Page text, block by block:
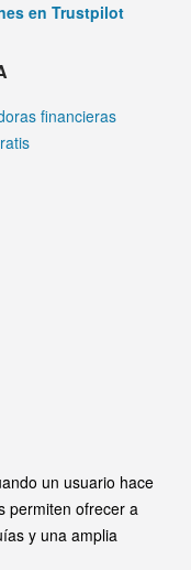
en Trustpilot
financieras
un usuario hace
permiten ofrecer a
y una amplia